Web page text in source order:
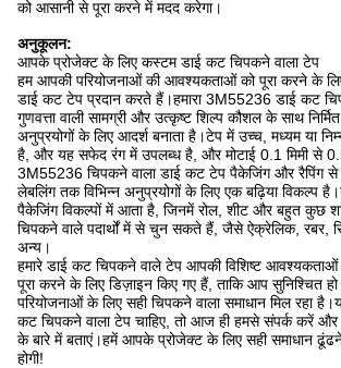
को आसानी से पूरा करने में मदद करेगा।
अनुकूलन:
आपके प्रोजेक्ट के लिए कस्टम डाई कट चिपकने वाला टेप
हम आपकी परियोजनाओं की आवश्यकताओं को पूरा करने के
डाई कट टेप प्रदान करते हैं।हमारा 3M55236 डाई कट
गुणवत्ता वाली सामग्री और उत्कृष्ट शिल्प कौशल के साथ
अनुप्रयोगों के लिए आदर्श बनाता है।टेप में उच्च, मध्यम या
है, और यह सफेद रंग में उपलब्ध है, और मोटाई 0.1 मिमी से
3M55236 चिपकने वाला डाई कट टेप पैकेजिंग और रैपिंग
लेबलिंग तक विभिन्न अनुप्रयोगों के लिए एक बढ़िया विकल्प
पैकेजिंग विकल्पों में आता है, जिनमें रोल, शीट और बहुत कुछ
चिपकने वाले पदार्थों में से चुन सकते हैं, जैसे ऐक्रेलिक, रबर,
अन्य।
हमारे डाई कट चिपकने वाले टेप आपकी विशिष्ट
पूरा करने के लिए डिज़ाइन किए गए हैं, ताकि आप सुनिश्चित
परियोजनाओं के लिए सही चिपकने वाला समाधान मिल रहा
कट चिपकने वाला टेप चाहिए, तो आज ही हमसे संपर्क करें
के बारे में बताएं।हमें आपके प्रोजेक्ट के लिए सही समाधान
होगी!